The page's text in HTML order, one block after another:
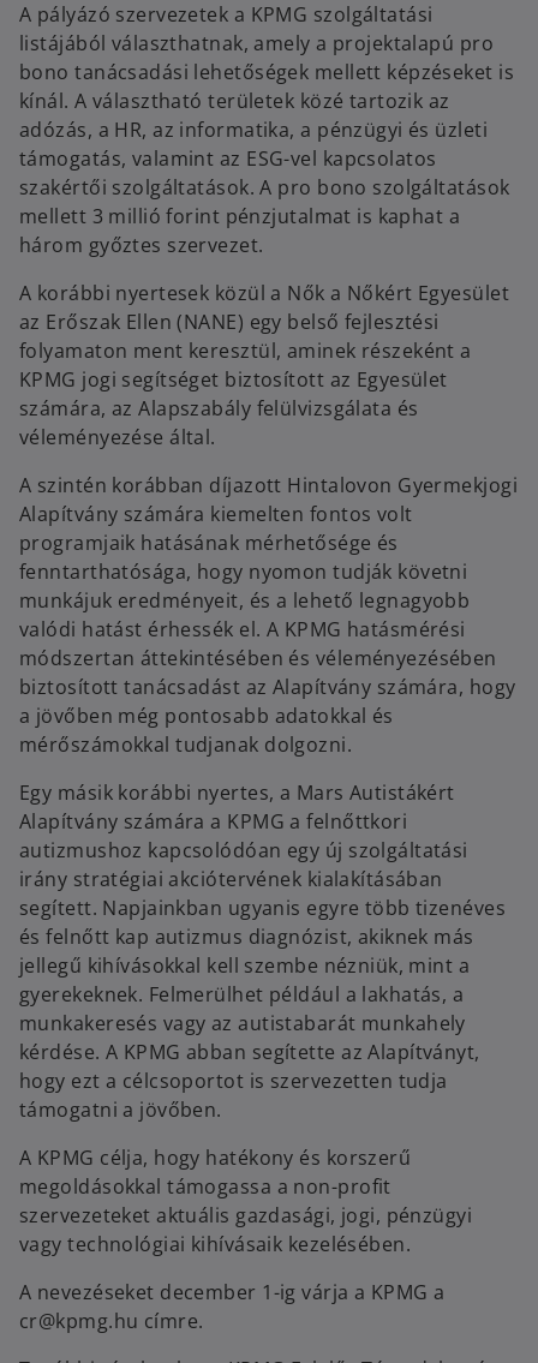
A pályázó szervezetek a KPMG szolgáltatási
listájából választhatnak, amely a projektalapú pro
bono tanácsadási lehetőségek mellett képzéseket is
kínál. A választható területek közé tartozik az
adózás, a HR, az informatika, a pénzügyi és üzleti
támogatás, valamint az ESG-vel kapcsolatos
szakértői szolgáltatások. A pro bono szolgáltatások
mellett 3 millió forint pénzjutalmat is kaphat a
három győztes szervezet.
A korábbi nyertesek közül a Nők a Nőkért Egyesület
az Erőszak Ellen (NANE) egy belső fejlesztési
folyamaton ment keresztül, aminek részeként a
KPMG jogi segítséget biztosított az Egyesület
számára, az Alapszabály felülvizsgálata és
véleményezése által.
A szintén korábban díjazott Hintalovon Gyermekjogi
Alapítvány számára kiemelten fontos volt
programjaik hatásának mérhetősége és
fenntarthatósága, hogy nyomon tudják követni
munkájuk eredményeit, és a lehető legnagyobb
valódi hatást érhessék el. A KPMG hatásmérési
módszertan áttekintésében és véleményezésében
biztosított tanácsadást az Alapítvány számára, hogy
a jövőben még pontosabb adatokkal és
mérőszámokkal tudjanak dolgozni.
Egy másik korábbi nyertes, a Mars Autistákért
Alapítvány számára a KPMG a felnőttkori
autizmushoz kapcsolódóan egy új szolgáltatási
irány stratégiai akciótervének kialakításában
segített. Napjainkban ugyanis egyre több tizenéves
és felnőtt kap autizmus diagnózist, akiknek más
jellegű kihívásokkal kell szembe nézniük, mint a
gyerekeknek. Felmerülhet például a lakhatás, a
munkakeresés vagy az autistabarát munkahely
kérdése. A KPMG abban segítette az Alapítványt,
hogy ezt a célcsoportot is szervezetten tudja
támogatni a jövőben.
A KPMG célja, hogy hatékony és korszerű
megoldásokkal támogassa a non-profit
szervezeteket aktuális gazdasági, jogi, pénzügyi
vagy technológiai kihívásaik kezelésében.
A nevezéseket december 1-ig várja a KPMG a
cr@kpmg.hu címre.